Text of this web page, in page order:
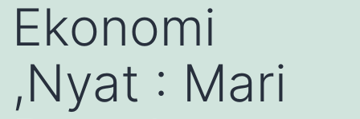
Ekonomi
,Nyat : Mari